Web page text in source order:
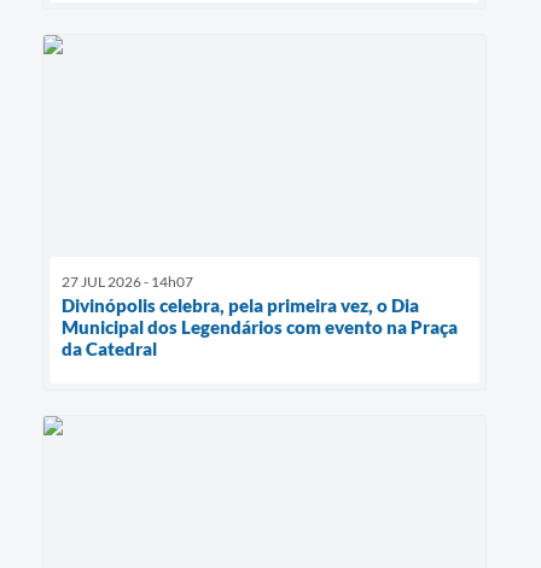
27 JUL 2026 - 14h07
Divinópolis celebra, pela primeira vez, o Dia
Municipal dos Legendários com evento na Praça
da Catedral